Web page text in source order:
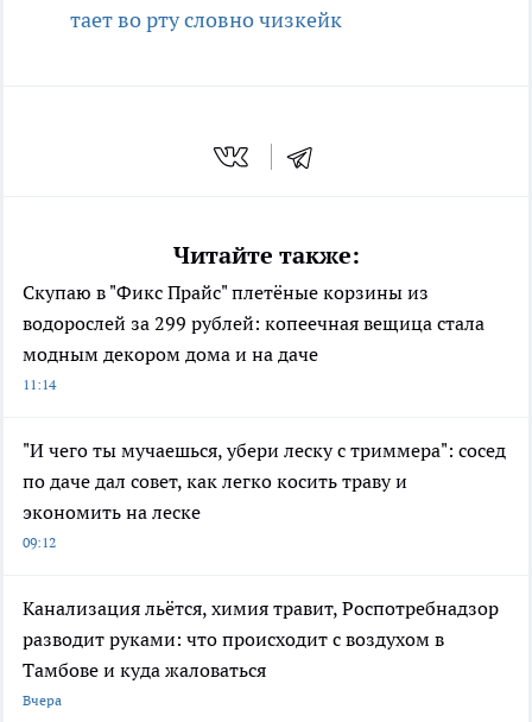
тает во рту словно чизкейк
Читайте также:
Скупаю в "Фикс Прайс" плетёные корзины из
водорослей за 299 рублей: копеечная вещица стала
модным декором дома и на даче
11:14
"И чего ты мучаешься, убери леску с триммера": сосед
по даче дал совет, как легко косить траву и
экономить на леске
09:12
Канализация льётся, химия травит, Роспотребнадзор
разводит руками: что происходит с воздухом в
Тамбове и куда жаловаться
Вчера